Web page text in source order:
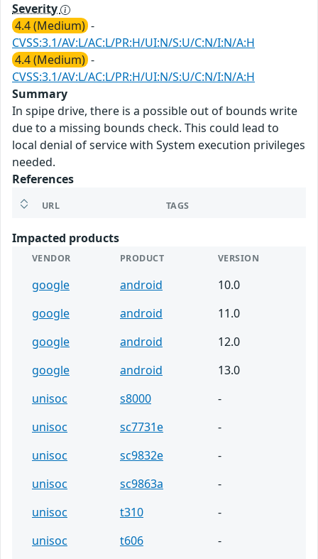
Severity
4.4 (Medium) -
CVSS:3.1/AV:L/AC:L/PR:H/UI:N/S:U/C:N/I:N/A:H
4.4 (Medium) -
CVSS:3.1/AV:L/AC:L/PR:H/UI:N/S:U/C:N/I:N/A:H
Summary
In spipe drive, there is a possible out of bounds write
due to a missing bounds check. This could lead to
local denial of service with System execution privileges
needed.
References
URL TAGS
Impacted products
VENDOR PRODUCT VERSION
google android
10.0
google
android
11.0
google
android
12.0
google
android
13.0
unisoc
s8000
-
unisoc
sc7731e
-
unisoc
sc9832e
-
unisoc
sc9863a
-
unisoc
t310
-
unisoc
t606 -